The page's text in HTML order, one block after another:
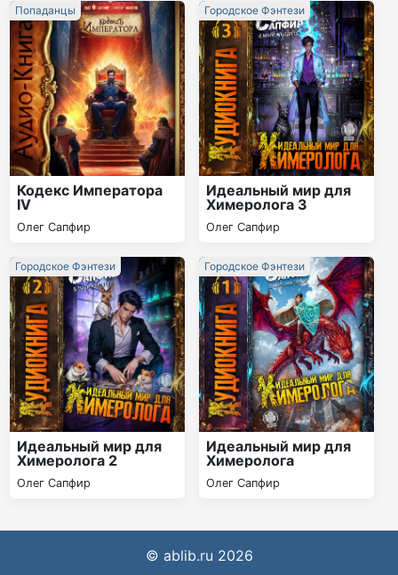
Кодекс Императора
IV
Олег Сапфир
Попаданцы
Идеальный мир для
Химеролога 3
Олег Сапфир
Городское Фэнтези
Идеальный мир для
Химеролога 2
Олег Сапфир
Городское Фэнтези
Идеальный мир для
Химеролога
Олег Сапфир
Городское Фэнтези
© ablib.ru 2026